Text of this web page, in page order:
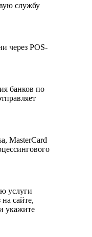
службу
через POS-
банков по
MasterCard
услуги
сайте,
укажите